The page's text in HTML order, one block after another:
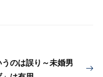
うのは誤り～未婚男